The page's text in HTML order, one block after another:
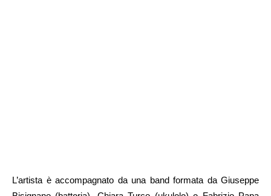
L’artista è accompagnato da una band formata da Giuseppe